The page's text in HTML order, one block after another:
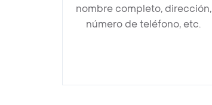
nombre completo, dirección,
número de teléfono, etc.